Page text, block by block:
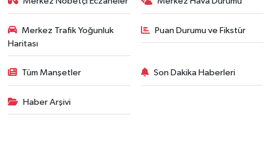
Merkez Trafik Yoğunluk
Haritası
Puan Durumu ve Fikstür
Tüm Manşetler Son Dakika Haberleri
Haber Arşivi